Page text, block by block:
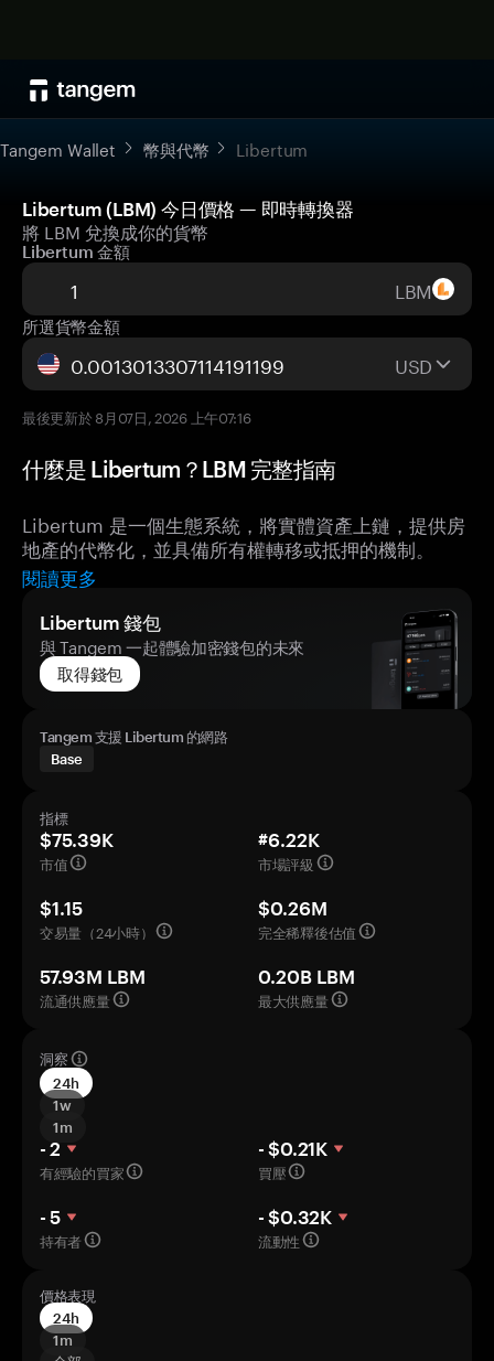
Tangem Wallet 幣與代幣 Libertum
Libertum (LBM) 今日價格 — 即時轉換器
將 LBM 兌換成你的貨幣
Libertum 金額
LBM
所選貨幣金額
USD
最後更新於 8月07日, 2026 上午07:16
什麼是 Libertum？LBM 完整指南
Libertum 是一個生態系統，將實體資產上鏈，提供房
地產的代幣化，並具備所有權轉移或抵押的機制。
閱讀更多
Libertum 錢包
與 Tangem 一起體驗加密錢包的未來
取得錢包
Tangem 支援 Libertum 的網路
Base
指標
$75.39K
市值
#6.22K
市場評級
$1.15
交易量（24小時）
$0.26M
完全稀釋後估值
57.93M LBM
流通供應量
0.20B LBM
最大供應量
洞察
24h
1w
1m
- 2
有經驗的買家
- $0.21K
買壓
- 5
持有者
- $0.32K
流動性
價格表現
24h
1m